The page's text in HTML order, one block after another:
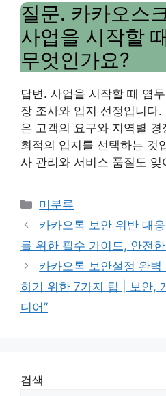
질문. 카카오스
사업을 시작할
무엇인가요?
답변. 사업을 시작할 때 염
장 조사와 입지 선정입니다
은 고객의 요구와 지역별
최적의 입지를 선택하는 것
사 관리와 서비스 품질도 잊
Categories
미분류
카카오톡 보안 위반 대
를 위한 필수 가이드, 안전
카카오톡 보안설정 완
하기 위한 7가지 팁 | 보안,
디어”
검색